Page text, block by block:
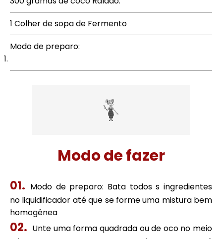
1 Colher de sopa de Fermento
Modo de preparo:
Modo de fazer
Modo de preparo: Bata todos s ingredientes
no liquidificador até que se forme uma mistura bem
homogênea
Unte uma forma quadrada ou de oco no meio